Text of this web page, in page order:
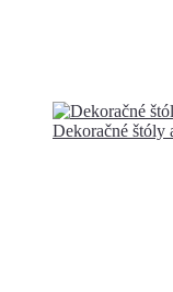
Dekoračné štóly